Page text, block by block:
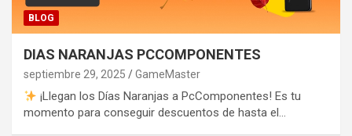
BLOG
DIAS NARANJAS PCCOMPONENTES
septiembre 29, 2025 GameMaster
¡Llegan los Días Naranjas a PcComponentes! Es tu
momento para conseguir descuentos de hasta el…